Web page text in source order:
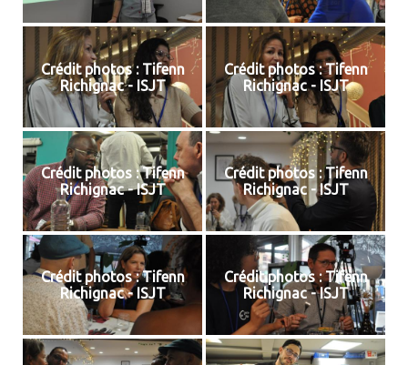
Crédit photos : Tifenn
Richignac - ISJT
Crédit photos : Tifenn
Richignac - ISJT
Crédit photos : Tifenn
Richignac - ISJT
Crédit photos : Tifenn
Richignac - ISJT
Crédit photos : Tifenn
Richignac - ISJT
Crédit photos : Tifenn
Richignac - ISJT